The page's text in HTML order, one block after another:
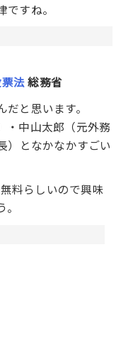
すね。
法総務省
と思います。
・中山太郎（元外務
）となかなかすごい
料らしいので興味